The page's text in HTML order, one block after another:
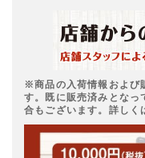
※商品の入荷情報および
す。既に販売済みとなっ
合もございます。詳しく